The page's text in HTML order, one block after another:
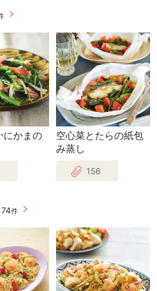
にかまの
空心菜とたらの紙包
み蒸し
156
件